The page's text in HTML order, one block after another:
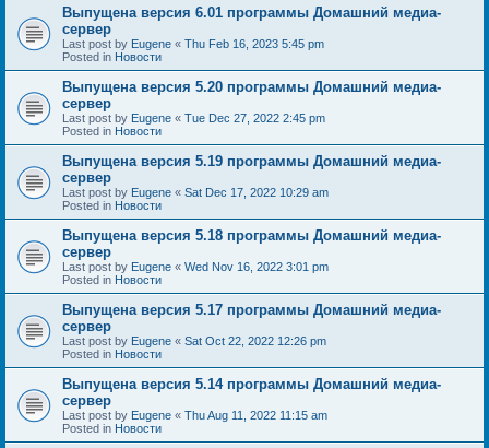
Выпущена версия 6.01 программы Домашний медиа-
сервер
Last post by Eugene « Thu Feb 16, 2023 5:45 pm
Posted in Новости
Выпущена версия 5.20 программы Домашний медиа-
сервер
Last post by Eugene « Tue Dec 27, 2022 2:45 pm
Posted in Новости
Выпущена версия 5.19 программы Домашний медиа-
сервер
Last post by Eugene « Sat Dec 17, 2022 10:29 am
Posted in Новости
Выпущена версия 5.18 программы Домашний медиа-
сервер
Last post by Eugene « Wed Nov 16, 2022 3:01 pm
Posted in Новости
Выпущена версия 5.17 программы Домашний медиа-
сервер
Last post by Eugene « Sat Oct 22, 2022 12:26 pm
Posted in Новости
Выпущена версия 5.14 программы Домашний медиа-
сервер
Last post by Eugene « Thu Aug 11, 2022 11:15 am
Posted in Новости